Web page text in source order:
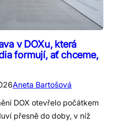
v DOXu, která
formují, ať chceme,
Aneta Bartošová
DOX otevřelo počátkem
přesně do doby, v níž